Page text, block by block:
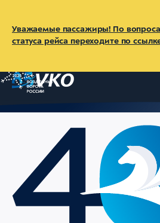
Уважаемые пассажиры! По
статуса рейса переходите по